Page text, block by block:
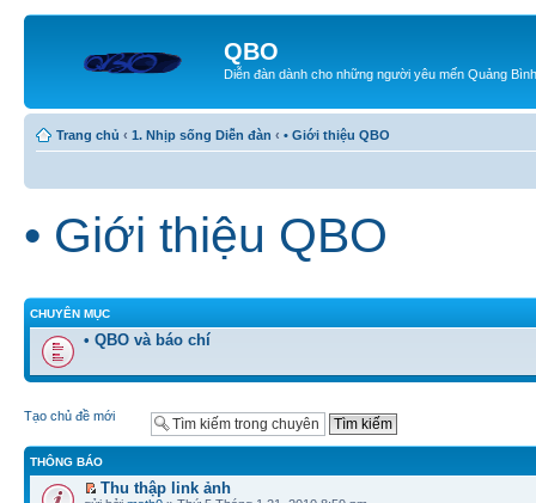
QBO
Diễn đàn dành cho những người yêu mến Quảng Bình
Trang chủ ‹ 1. Nhịp sống Diễn đàn ‹ • Giới thiệu QBO
• Giới thiệu QBO
CHUYÊN MỤC
• QBO và báo chí
Tạo chủ đề mới
THÔNG BÁO
Thu thập link ảnh